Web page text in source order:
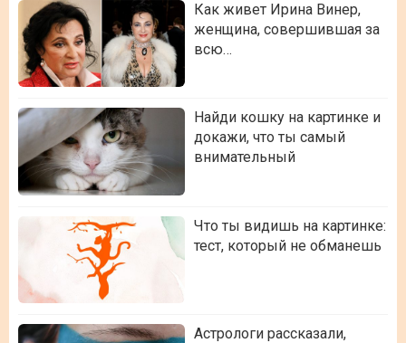
Как живет Ирина Винер,
женщина, совершившая за
всю…
Найди кошку на картинке и
докажи, что ты самый
внимательный
Что ты видишь на картинке:
тест, который не обманешь
Астрологи рассказали,